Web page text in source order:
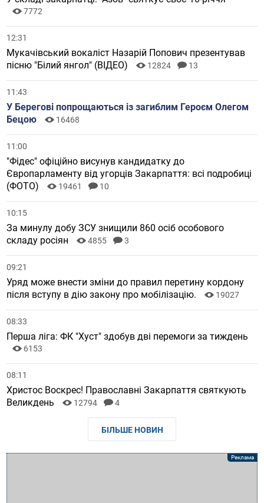
7772
12:31
Мукачівський вокаліст Назарій Попович презентував
пісню "Білий янгол" (ВІДЕО)
12824 13
11:43
У Берегові попрощаються із загиблим Героєм Олегом
Бецою
16468
11:00
"Фідес" офіційно висунув кандидатку до
Європарламенту від угорців Закарпаття: всі подробиці
(ФОТО)
19461 10
10:15
За минулу добу ЗСУ знищили 860 осіб особового
складу росіян
4855 3
09:21
Уряд може внести зміни до правил перетину кордону
після вступу в дію закону про мобілізацію.
19027
08:33
Перша ліга: ФК "Хуст" здобув дві перемоги за тиждень
6153
08:11
Христос Воскрес! Православні Закарпаття святкують
Великдень
12794 4
БІЛЬШЕ НОВИН